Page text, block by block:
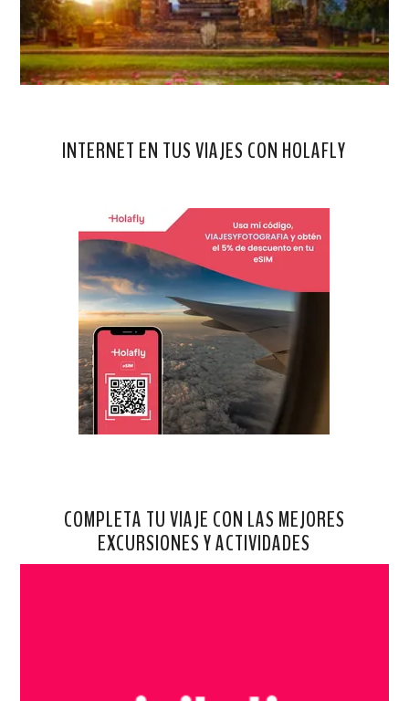
INTERNET EN TUS VIAJES CON HOLAFLY
COMPLETA TU VIAJE CON LAS MEJORES
EXCURSIONES Y ACTIVIDADES